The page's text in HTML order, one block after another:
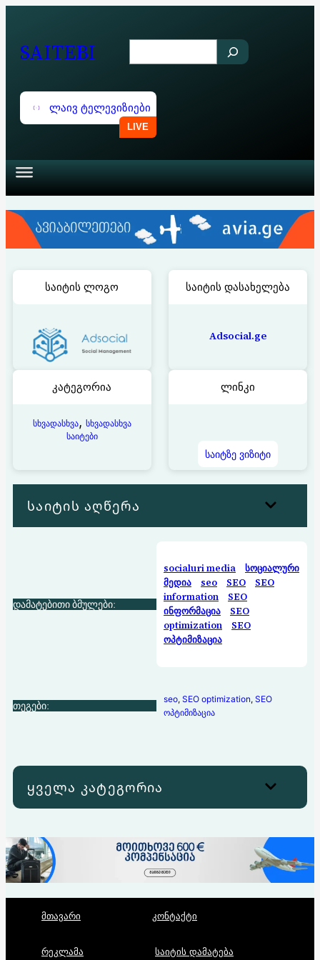
SAITEBI
e
a
r
c
ლაივ ტელევიზიები
საიტის ლოგო საიტის დასახელება
Adsocial.ge
კატეგორია
სხვადასხვა, სხვადასხვა
საიტები
ლინკი
საიტზე ვიზიტი
საიტის აღწერა
დამატებითი ბმულები:
socialuri media
სოციალური
მედია
seo SEO
SEO
information
SEO
ინფორმაცია
SEO
optimization
SEO
ოპტიმიზაცია
თეგები: seo, SEO optimization, SEO
ოპტიმიზაცია
ყველა კატეგორია
მთავარი კონტაქტი
რეკლამა საიტის დამატება